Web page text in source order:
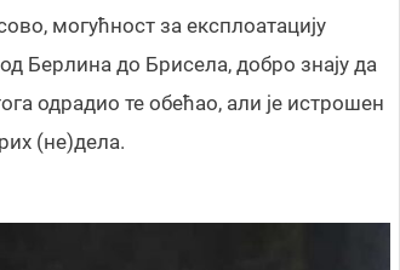
могућност за експлоатацију
Берлина до Брисела, добро знају да
одрадио те обећао, али је истрошен
(не)дела.